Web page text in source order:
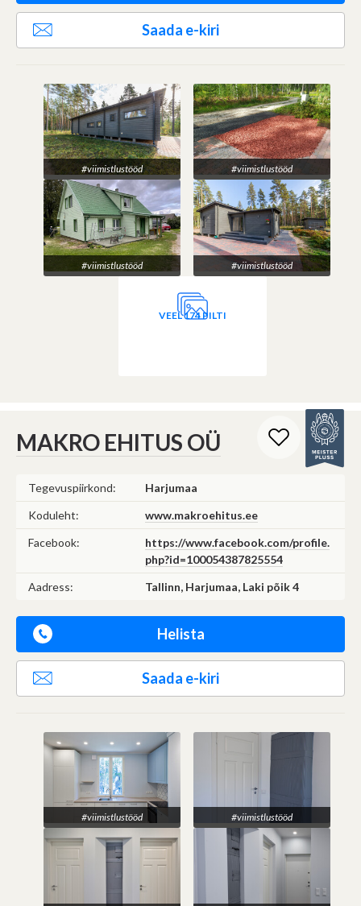
Saada e-kiri
#viimistlustööd #viimistlustööd
#viimistlustööd #viimistlustööd
VEEL 174 PILTI
MAKRO EHITUS OÜ
Tegevuspiirkond:
Harjumaa
Koduleht:
www.makroehitus.ee
Facebook:
https://www.facebook.com/profile.
php?id=100054387825554
Aadress:
Tallinn, Harjumaa, Laki põik 4
Helista
Saada e-kiri
#viimistlustööd #viimistlustööd